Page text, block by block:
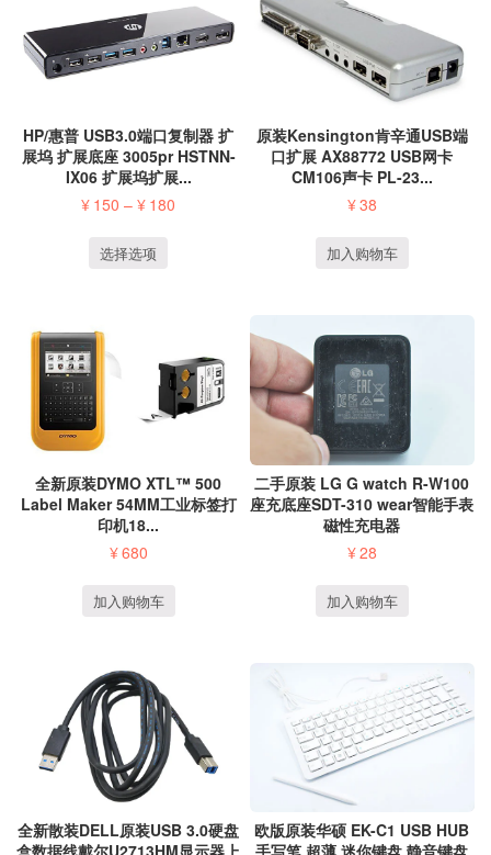
HP/惠普 USB3.0端口复制器 扩
展坞 扩展底座 3005pr HSTNN-
IX06 扩展坞扩展...
¥ 150 –¥ 180
选择选项
原装Kensington肯辛通USB端
口扩展 AX88772 USB网卡
CM106声卡 PL-23...
¥38
加入购物车
全新原装DYMO XTL™ 500
Label Maker 54MM工业标签打
印机18...
¥680
加入购物车
二手原装 LG G watch R-W100
座充底座SDT-310 wear智能手表
磁性充电器
¥28
加入购物车
全新散装DELL原装USB 3.0硬盘
欧版原装华硕 EK-C1 USB HUB